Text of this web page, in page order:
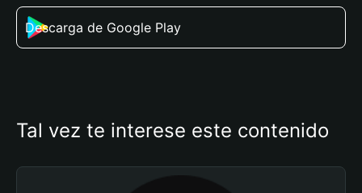
Descarga de Google Play
Tal vez te interese este contenido